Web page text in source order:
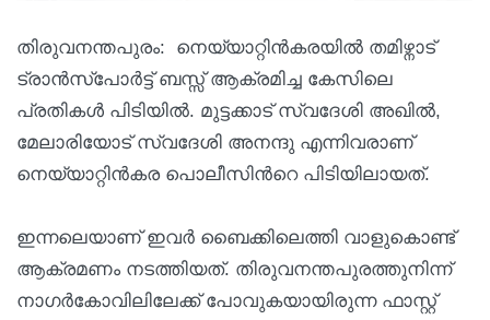
തിരുവനന്തപുരം: നെയ്യാറ്റിൻകരയിൽ തമിഴ്നാട്
ട്രാൻസ്പോർട്ട് ബസ്സ് ആക്രമിച്ച കേസിലെ
പ്രതികൾ പിടിയിൽ. മുട്ടക്കാട് സ്വദേശി അഖിൽ,
മേലാരിയോട് സ്വദേശി അനന്ദു എന്നിവരാണ്
നെയ്യാറ്റിൻകര പൊലീസിന്‍റെ പിടിയിലായത്.
ഇന്നലെയാണ് ഇവർ ബൈക്കിലെത്തി വാളുകൊണ്ട്
ആക്രമണം നടത്തിയത്. തിരുവനന്തപുരത്തുനിന്ന്
നാഗർകോവിലിലേക്ക് പോവുകയായിരുന്ന ഫാസ്റ്റ്